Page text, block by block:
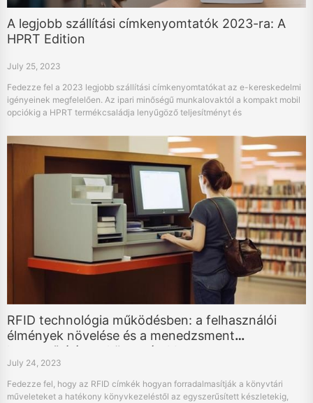
A legjobb szállítási címkenyomtatók 2023-ra: A
HPRT Edition
July 25, 2023
Fedezze fel a 2023 legjobb szállítási címkenyomtatókat az e-kereskedelmi
igényeinek megfelelően. Az ipari minőségű munkalovaktól a kompakt mobil
opciókig a HPRT termékcsaládja lenyűgöző teljesítményt és
RFID technológia működésben: a felhasználói
élmények növelése és a menedzsment
korszerűsítése a könyvtárakban
July 24, 2023
Fedezze fel, hogy az RFID címkék hogyan forradalmasítják a könyvtári
műveleteket a hatékony könyvkezeléstől az egyszerűsített készletekig,